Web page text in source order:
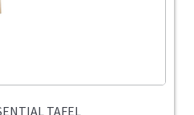
TAFEL